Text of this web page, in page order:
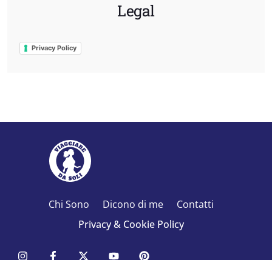
Legal
Privacy Policy
Chi Sono Dicono di me
Contatti
Privacy & Cookie Policy